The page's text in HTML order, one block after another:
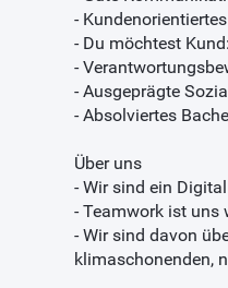
-
- Du möchtest
-
- Ausgeprägte
- Absolviertes
Über uns
- Wir sind ein
- Teamwork ist uns
- Wir sind davon
klimaschonenden,